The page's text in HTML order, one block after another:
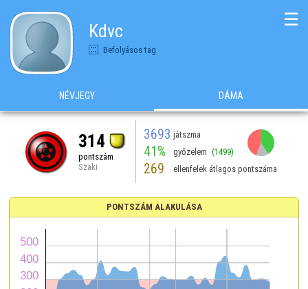
Kdvc
Befolyásos tag
☰
NÉVJEGY DÁMA
314
pontszám
Szaki
3693 játszma
41% győzelem (1499)
269 ellenfelek átlagos pontszáma
PONTSZÁM ALAKULÁSA